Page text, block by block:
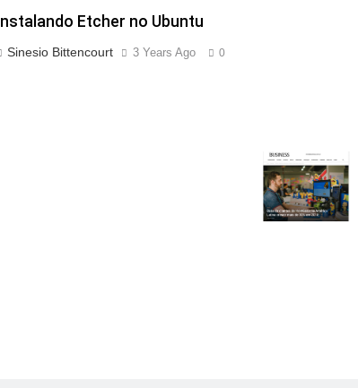
Instalando Etcher no Ubuntu
Sinesio Bittencourt 3 Years Ago 0